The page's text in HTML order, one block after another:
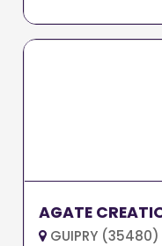
AGATE
GUIPRY (35480)